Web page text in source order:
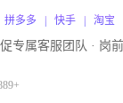
多多 | 快手 | 淘宝 |
专属客服团队 · 岗前